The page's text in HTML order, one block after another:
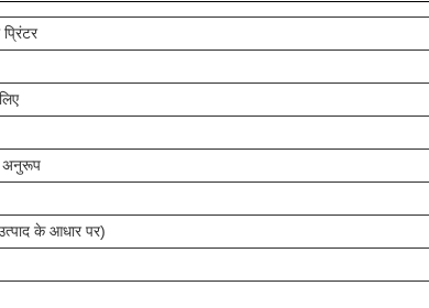
अनुरूप
के आधार पर)